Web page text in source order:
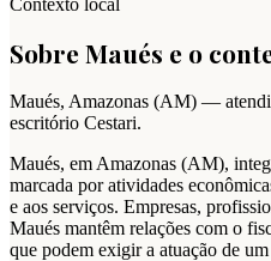
Contexto local
Sobre Maués e o
Maués, Amazonas (AM) —
escritório Cestari.
Maués, em Amazonas (AM),
marcada por atividades
e aos serviços. Empresas,
Maués mantêm relações com o
que podem exigir a atuação de